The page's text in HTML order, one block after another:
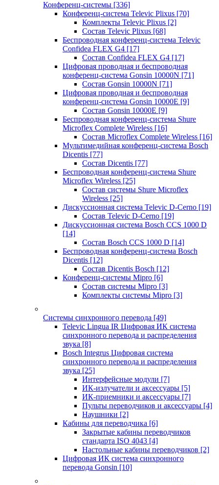
Конференц-системы [336]
Конференц-система Televic Plixus [70]
Комплекты Televic Plixus [2]
Состав Televic Plixus [68]
Беспроводная конференц-система Televic
Confidea FLEX G4 [17]
Состав Confidea FLEX G4 [17]
Цифровая проводная и беспроводная
конференц-система Gonsin 10000N [71]
Состав Gonsin 10000N [71]
Цифровая проводная и беспроводная
конференц-система Gonsin 10000E [9]
Состав Gonsin 10000E [9]
Беспроводная конференц-система Shure
Microflex Complete Wireless [16]
Состав Microflex Complete Wireless [16]
Мультимедийная конференц-система Bosch
Dicentis [77]
Состав Dicentis [77]
Беспроводная конференц-система Shure
Microflex Wireless [25]
Состав системы Shure Microflex
Wireless [25]
Дискуссионная система Televic D-Cerno [19]
Состав Televic D-Cerno [19]
Дискуссионная система Bosch CCS 1000 D
[14]
Состав Bosch CCS 1000 D [14]
Беспроводная конференц-система Bosch
Dicentis [12]
Состав Dicentis Bosch [12]
Конференц-системы Mipro [6]
Состав системы Mipro [3]
Комплекты системы Mipro [3]
Системы синхронного перевода [49]
Televic Lingua IR Цифровая ИК система
синхронного перевода и распределения
звука [8]
Bosch Integrus Цифровая система
синхронного перевода и распределения
звука [25]
Интерфейсные модули [7]
ИК-излучатели и аксессуары [5]
ИК-приемники и аксессуары [7]
Пульты переводчиков и аксессуары [4]
Наушники [2]
Кабины для переводчика [6]
Закрытые кабины переводчиков
стандарта ISO 4043 [4]
Настольные кабины переводчиков [2]
Цифровая ИК система синхронного
перевода Gonsin [10]